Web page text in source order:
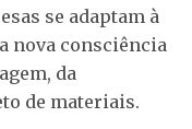
se adaptam à
nova consciência
da
de materiais.